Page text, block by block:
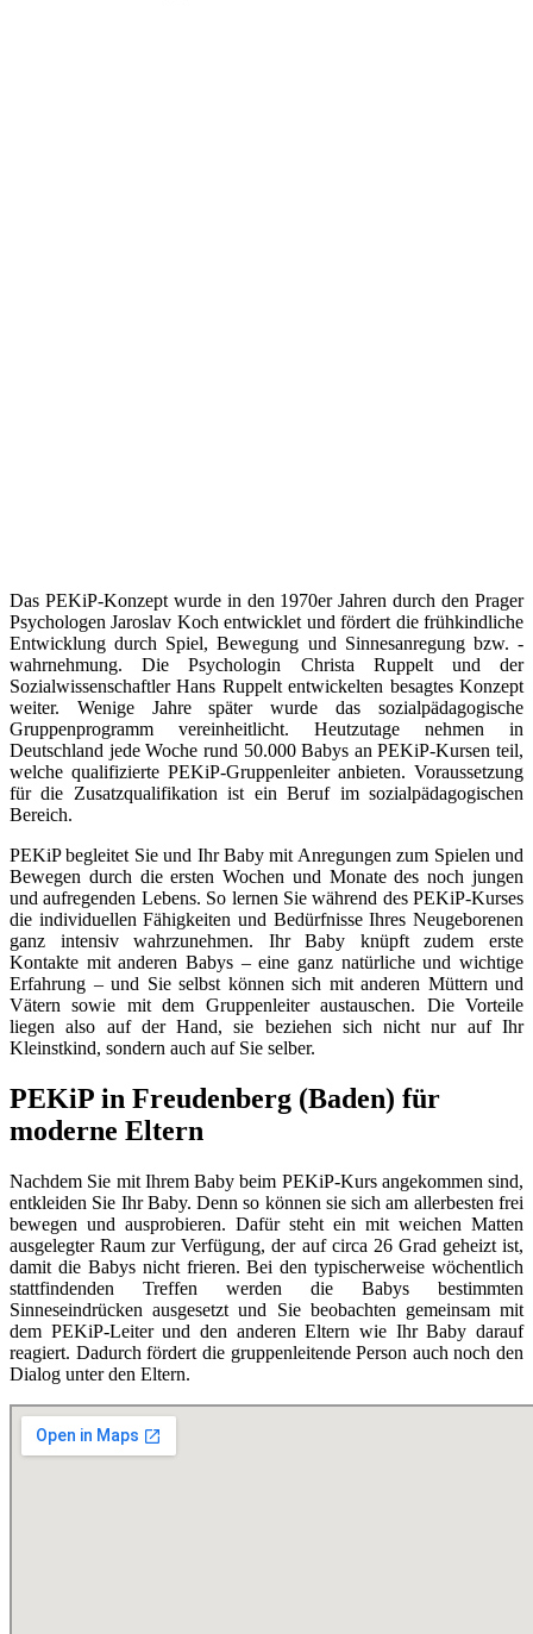
Das PEKiP-Konzept wurde in den 1970er Jahren durch den Prager
Psychologen Jaroslav Koch entwicklet und fördert die frühkindliche
Entwicklung durch Spiel, Bewegung und Sinnesanregung bzw. -
wahrnehmung. Die Psychologin Christa Ruppelt und der
Sozialwissenschaftler Hans Ruppelt entwickelten besagtes Konzept
weiter. Wenige Jahre später wurde das sozialpädagogische
Gruppenprogramm vereinheitlicht. Heutzutage nehmen in
Deutschland jede Woche rund 50.000 Babys an PEKiP-Kursen teil,
welche qualifizierte PEKiP-Gruppenleiter anbieten. Voraussetzung
für die Zusatzqualifikation ist ein Beruf im sozialpädagogischen
Bereich.
PEKiP begleitet Sie und Ihr Baby mit Anregungen zum Spielen und
Bewegen durch die ersten Wochen und Monate des noch jungen
und aufregenden Lebens. So lernen Sie während des PEKiP-Kurses
die individuellen Fähigkeiten und Bedürfnisse Ihres Neugeborenen
ganz intensiv wahrzunehmen. Ihr Baby knüpft zudem erste
Kontakte mit anderen Babys – eine ganz natürliche und wichtige
Erfahrung – und Sie selbst können sich mit anderen Müttern und
Vätern sowie mit dem Gruppenleiter austauschen. Die Vorteile
liegen also auf der Hand, sie beziehen sich nicht nur auf Ihr
Kleinstkind, sondern auch auf Sie selber.
PEKiP in Freudenberg (Baden) für
moderne Eltern
Nachdem Sie mit Ihrem Baby beim PEKiP-Kurs angekommen sind,
entkleiden Sie Ihr Baby. Denn so können sie sich am allerbesten frei
bewegen und ausprobieren. Dafür steht ein mit weichen Matten
ausgelegter Raum zur Verfügung, der auf circa 26 Grad geheizt ist,
damit die Babys nicht frieren. Bei den typischerweise wöchentlich
stattfindenden Treffen werden die Babys bestimmten
Sinneseindrücken ausgesetzt und Sie beobachten gemeinsam mit
dem PEKiP-Leiter und den anderen Eltern wie Ihr Baby darauf
reagiert. Dadurch fördert die gruppenleitende Person auch noch den
Dialog unter den Eltern.